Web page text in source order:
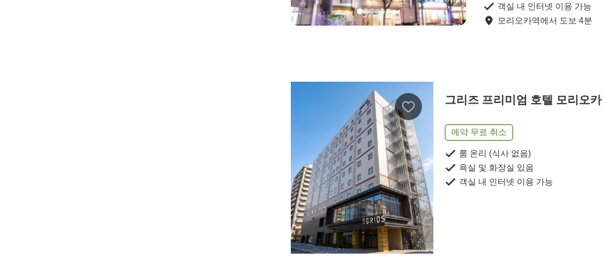
객실 내 인터넷 이용 가능
모리오카역에서 도보 4분
그리즈 프리미엄 호텔 모리오카
예약 무료 취소
룸 온리 (식사 없음)
욕실 및 화장실 있음
객실 내 인터넷 이용 가능